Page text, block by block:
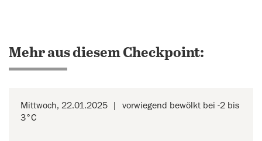
Mehr aus diesem Checkpoint:
Mittwoch, 22.01.2025
vorwiegend bewölkt bei -2 bis
3°C